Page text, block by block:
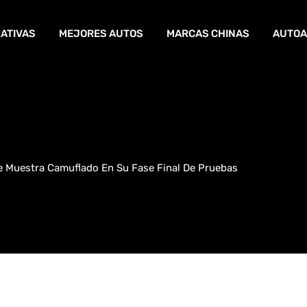
MEJORES AUTOS MARCAS CHINAS
Muestra Camuflado En Su Fase Final De Pruebas